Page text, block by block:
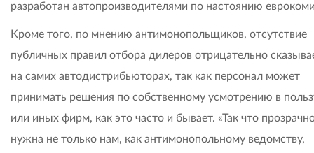
разработан автопроизводителями по настоянию
Кроме того, по мнению антимонопольщиков, отсутствие
публичных правил отбора дилеров отрицательно
на самих автодистрибьюторах, так как персонал может
принимать решения по собственному усмотрению в
или иных фирм, как это часто и бывает. «Так что
нужна не только нам, как антимонопольному ведомству,